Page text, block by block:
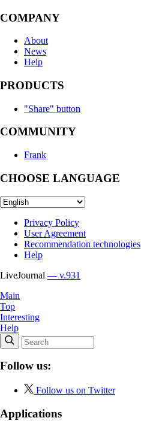
COMPANY
About
News
Help
PRODUCTS
"Share" button
COMMUNITY
Frank
CHOOSE LANGUAGE
Privacy Policy
User Agreement
Recommendation technologies
Help
LiveJournal — v.931
Main
Top
Interesting
Help
Follow us:
Follow us on Twitter
Applications